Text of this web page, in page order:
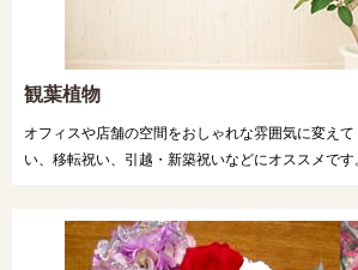
観葉植物
オフィスや店舗の空間をおしゃれな雰囲気に変え
い、移転祝い、引越・新築祝いなどにオススメです